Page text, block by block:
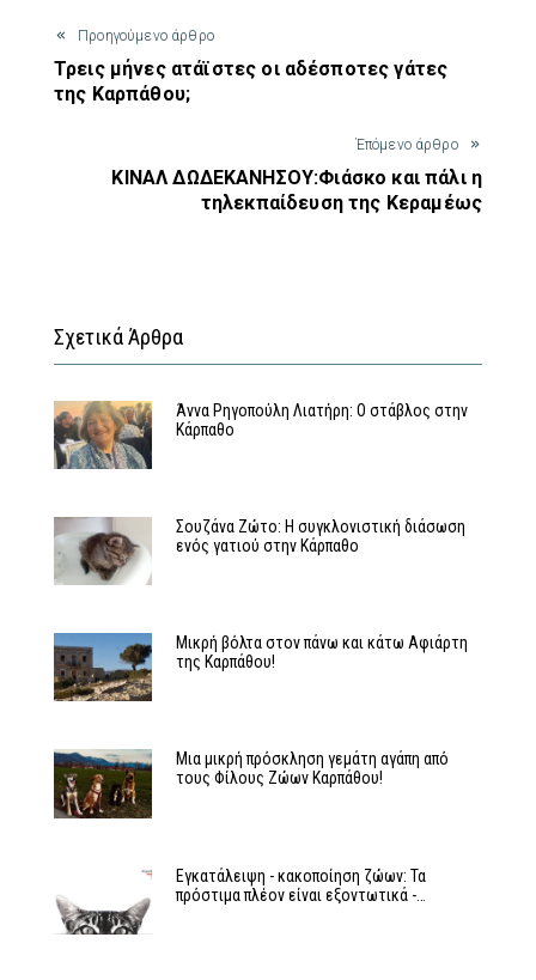
Προηγούμενο άρθρο
Τρεις μήνες ατάϊστες οι αδέσποτες γάτες
της Καρπάθου;
Έπόμενο άρθρο
ΚΙΝΑΛ ΔΩΔΕΚΑΝΗΣΟΥ:Φιάσκο και πάλι η
τηλεκπαίδευση της Κεραμέως
Σχετικά Άρθρα
Άννα Ρηγοπούλη Λιατήρη: Ο στάβλος στην
Κάρπαθο
Σουζάνα Ζώτο: Η συγκλονιστική διάσωση
ενός γατιού στην Κάρπαθο
Μικρή βόλτα στον πάνω και κάτω Αφιάρτη
της Καρπάθου!
Μια μικρή πρόσκληση γεμάτη αγάπη από
τους Φίλους Ζώων Καρπάθου!
Εγκατάλειψη - κακοποίηση ζώων: Τα
πρόστιμα πλέον είναι εξοντωτικά -…